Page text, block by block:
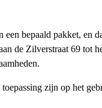
bepaald pakket, en
de Zilverstraat 69 tot
zijn op het